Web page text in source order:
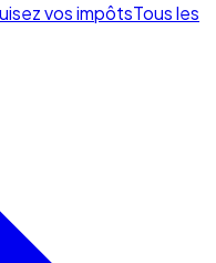
vos impôtsTous les